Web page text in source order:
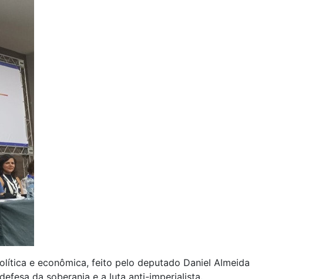
e econômica, feito pelo deputado Daniel Almeida